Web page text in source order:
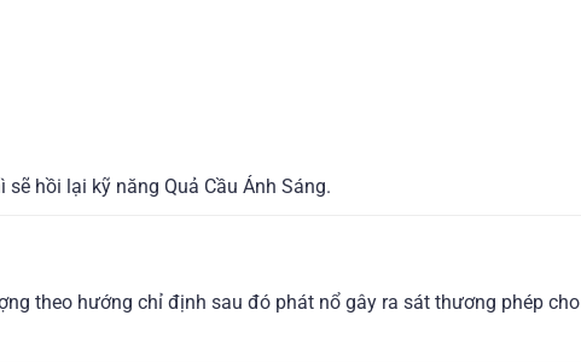
hồi lại kỹ năng Quả Cầu Ánh Sáng.
theo hướng chỉ định sau đó phát nổ gây ra sát thương phép cho